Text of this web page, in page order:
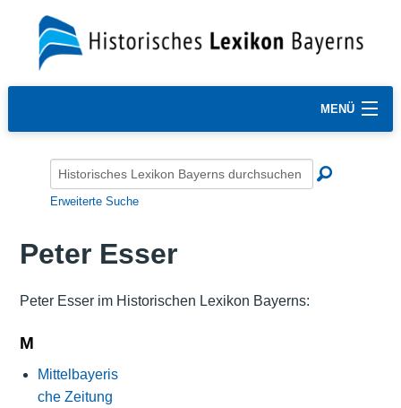
MENÜ
Erweiterte Suche
Peter Esser
Peter Esser im Historischen Lexikon Bayerns:
M
Mittelbayeris
che Zeitung